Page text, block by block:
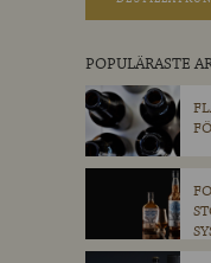
POPULÄRASTE